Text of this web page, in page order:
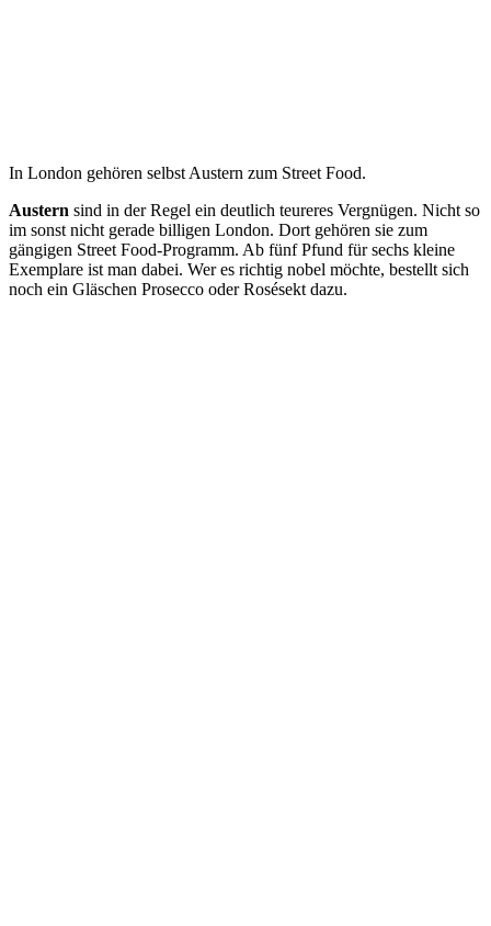
In London gehören selbst Austern zum Street Food.
Austern sind in der Regel ein deutlich teureres Vergnügen. Nicht so
im sonst nicht gerade billigen London. Dort gehören sie zum
gängigen Street Food-Programm. Ab fünf Pfund für sechs kleine
Exemplare ist man dabei. Wer es richtig nobel möchte, bestellt sich
noch ein Gläschen Prosecco oder Rosésekt dazu.